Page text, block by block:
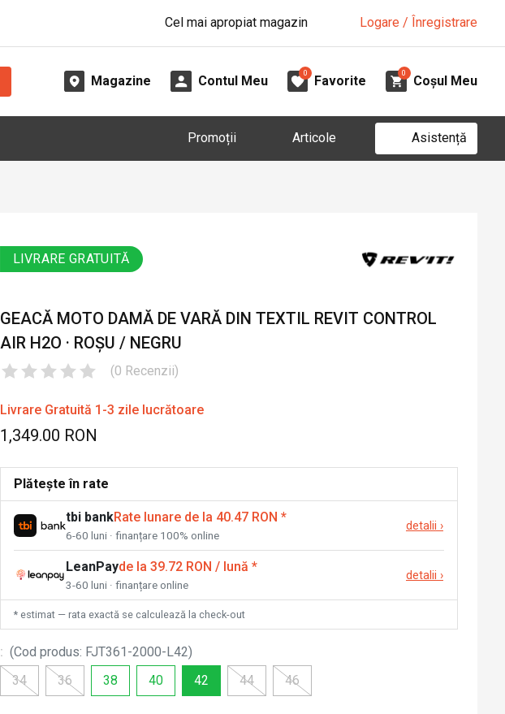
Cel mai apropiat magazin Logare / Înregistrare
Magazine Contul Meu
0
Favorite
0
Coșul Meu
Promoții Articole Asistență
LIVRARE GRATUITĂ
GEACĂ MOTO DAMĂ DE VARĂ DIN TEXTIL REVIT CONTROL
AIR H2O · ROȘU / NEGRU
(0 Recenzii)
Livrare Gratuită 1-3 zile lucrătoare
1,349.00 RON
Plătește în rate
tbi bankRate lunare de la 40.47 RON *
6-60 luni · finanțare 100% online
detalii ›
LeanPayde la 39.72 RON / lună *
3-60 luni · finanțare online
detalii ›
* estimat — rata exactă se calculează la check-out
: (Cod produs: FJT361-2000-L42)
34
36 38 40 42 44 46